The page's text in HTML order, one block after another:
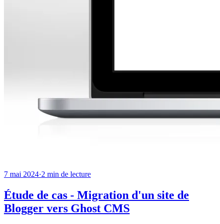
7 mai 2024·2 min de lecture
Étude de cas - Migration d'un site de
Blogger vers Ghost CMS